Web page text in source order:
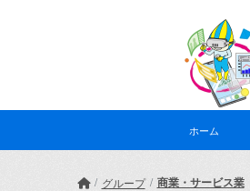
ホーム
グループ 商業・サービス業